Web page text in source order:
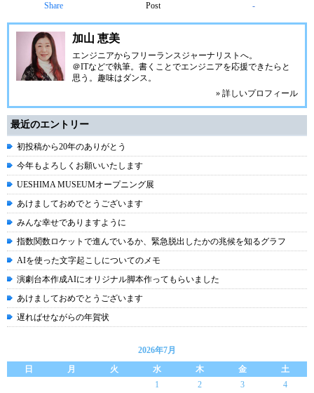
Share Post -
加山 恵美
エンジニアからフリーランスジャーナリストへ。
＠ITなどで執筆。書くことでエンジニアを応援できたらと
思う。趣味はダンス。
» 詳しいプロフィール
最近のエントリー
初投稿から20年のありがとう
今年もよろしくお願いいたします
UESHIMA MUSEUMオープニング展
あけましておめでとうございます
みんな幸せでありますように
指数関数ロケットで進んでいるか、緊急脱出したかの兆候を知るグラフ
AIを使った文字起こしについてのメモ
演劇台本作成AIにオリジナル脚本作ってもらいました
あけましておめでとうございます
遅ればせながらの年賀状
2026年7月
日
月 火 水 木 金
土
1
2 3
4